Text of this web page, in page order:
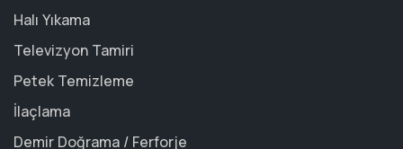
Halı Yıkama
Televizyon Tamiri
Petek Temizleme
İlaçlama
Demir Doğrama / Ferforje